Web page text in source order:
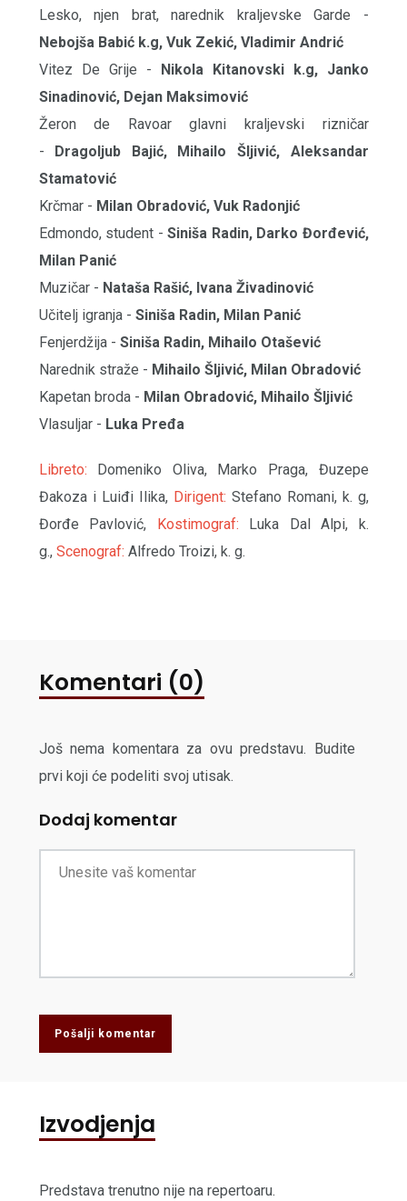
Lesko, njen brat, narednik kraljevske Garde -
Nebojša Babić k.g, Vuk Zekić, Vladimir Andrić
Vitez De Grije -
Nikola Kitanovski k.g, Janko
Sinadinović, Dejan Maksimović
Žeron de Ravoar glavni kraljevski rizničar
-
Dragoljub Bajić, Mihailo Šljivić, Aleksandar
Stamatović
Krčmar - Milan Obradović, Vuk Radonjić
Edmondo, student - Siniša Radin, Darko Đorđević,
Milan Panić
Muzičar - Nataša Rašić, Ivana Živadinović
Učitelj igranja - Siniša Radin, Milan Panić
Fenjerdžija - Siniša Radin, Mihailo Otašević
Narednik straže - Mihailo Šljivić, Milan Obradović
Kapetan broda - Milan Obradović, Mihailo Šljivić
Vlasuljar - Luka Pređa
Libreto: Domeniko Oliva, Marko Praga, Đuzepe
Đakoza i Luiđi Ilika, Dirigent: Stefano Romani, k. g,
Đorđe Pavlović,
Kostimograf: Luka Dal Alpi, k.
g., Scenograf: Alfredo Troizi, k. g.
Komentari (0)
Još nema komentara za ovu predstavu. Budite
prvi koji će podeliti svoj utisak.
Dodaj komentar
Pošalji komentar
Izvodjenja
Predstava trenutno nije na repertoaru.